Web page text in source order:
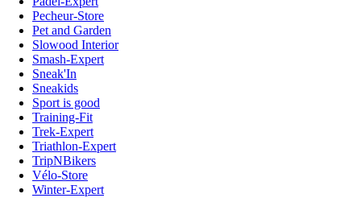
Pecheur-Store
Pet and Garden
Slowood Interior
Smash-Expert
Sneak'In
Sneakids
Sport is good
Training-Fit
Trek-Expert
Triathlon-Expert
TripNBikers
Vélo-Store
Winter-Expert